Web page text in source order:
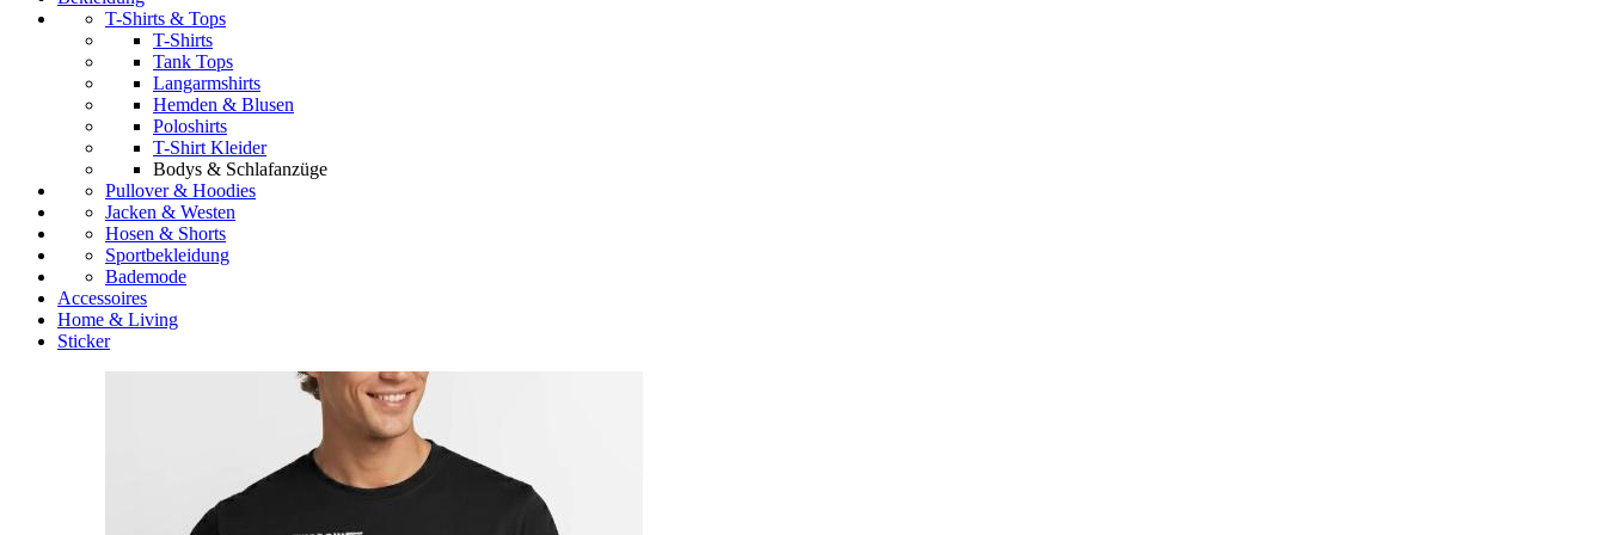
T-Shirts & Tops
T-Shirts
Tank Tops
Langarmshirts
Hemden & Blusen
Poloshirts
T-Shirt Kleider
Bodys & Schlafanzüge
Pullover & Hoodies
Jacken & Westen
Hosen & Shorts
Sportbekleidung
Bademode
Accessoires
Home & Living
Sticker